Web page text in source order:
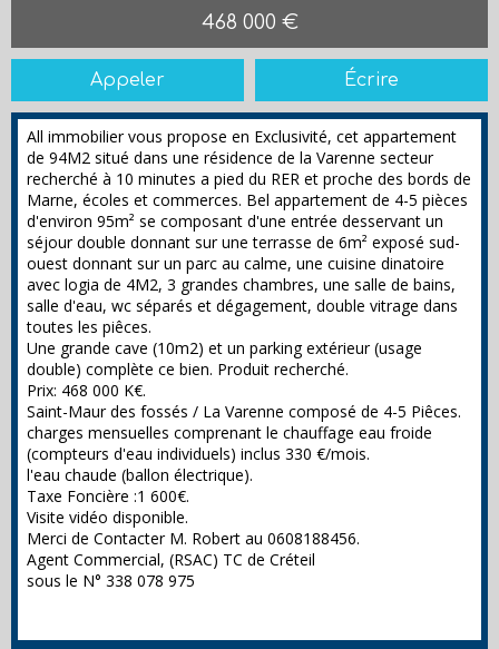
468 000 €
Appeler Écrire
All immobilier vous propose en Exclusivité, cet appartement
de 94M2 situé dans une résidence de la Varenne secteur
recherché à 10 minutes a pied du RER et proche des bords de
Marne, écoles et commerces. Bel appartement de 4-5 pièces
d'environ 95m² se composant d'une entrée desservant un
séjour double donnant sur une terrasse de 6m² exposé sud-
ouest donnant sur un parc au calme, une cuisine dinatoire
avec logia de 4M2, 3 grandes chambres, une salle de bains,
salle d'eau, wc séparés et dégagement, double vitrage dans
toutes les piêces.
Une grande cave (10m2) et un parking extérieur (usage
double) complète ce bien. Produit recherché.
Prix: 468 000 K€.
Saint-Maur des fossés / La Varenne composé de 4-5 Piêces.
charges mensuelles comprenant le chauffage eau froide
(compteurs d'eau individuels) inclus 330 €/mois.
l'eau chaude (ballon électrique).
Taxe Foncière :1 600€.
Visite vidéo disponible.
Merci de Contacter M. Robert au 0608188456.
Agent Commercial, (RSAC) TC de Créteil
sous le N° 338 078 975